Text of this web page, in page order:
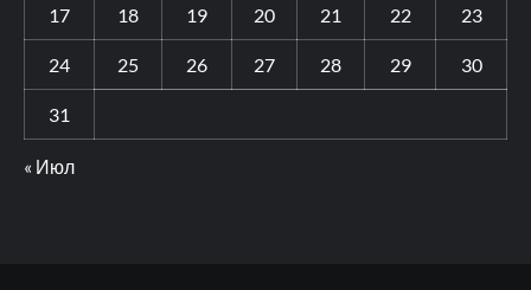
17 18 19 20 21 22 23
24 25 26 27 28 29 30
31
« Июл